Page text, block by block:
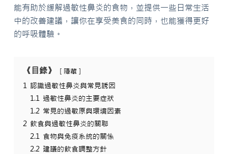
能有助於緩解過敏性鼻炎的食物，並提供一些日常生活
中的改善建議，讓你在享受美食的同時，也能獲得更好
的呼吸體驗。
《目錄》 隱藏
1 認識過敏性鼻炎與常見誘因
1.1 過敏性鼻炎的主要症狀
1.2 常見的過敏原與環境因素
2 飲食與過敏性鼻炎的關聯
2.1 食物與免疫系統的關係
2.2 建議的飲食調整方針